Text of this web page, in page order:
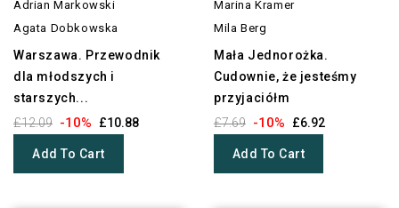
Adrian Markowski
Agata Dobkowska
Warszawa. Przewodnik
dla młodszych i
starszych...
£12.09 -10% £10.88
Add To Cart
Marina Kramer
Mila Berg
Mała Jednorożka.
Cudownie, że jesteśmy
przyjaciółm
£7.69 -10% £6.92
Add To Cart